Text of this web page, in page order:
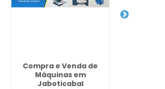
Compra e Venda de
Máquinas em
Jaboticabal